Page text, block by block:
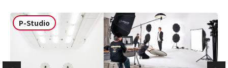
P-Studio